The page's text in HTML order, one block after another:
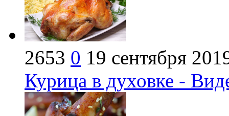
2653 0 19 сентября
Курица в духовке -